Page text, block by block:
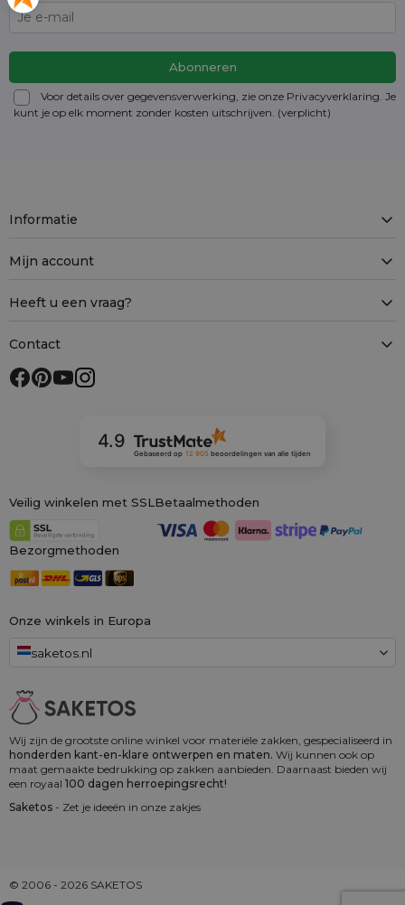
Voor details over gegevensverwerking, zie onze Privacyverklaring. Je
kunt je op elk moment zonder kosten uitschrijven. (verplicht)
Wij zijn de grootste online winkel voor materiële zakken, gespecialiseerd in
honderden kant-en-klare ontwerpen en maten. Wij kunnen ook op
maat gemaakte bedrukking op zakken aanbieden. Daarnaast bieden wij
een royaal 100 dagen herroepingsrecht!
Saketos - Zet je ideeën in onze zakjes
Onze winkels in Europa
saketos.nl
Informatie
Mijn account
Heeft u een vraag?
Contact
4.9
Gebaseerd op 12 905 beoordelingenvan alle tijden
Veilig winkelen met SSLBetaalmethoden
Bezorgmethoden
© 2006 - 2026 SAKETOS